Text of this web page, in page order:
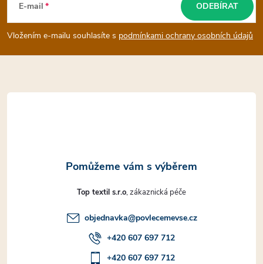
y
v
p
p
a
t
E-mail
Vložením e-mailu souhlasíte s podmínkami ochrany osobních údajů
ODEBÍRAT
Top textil s.r.o
objednavka@povlecemevse.cz
+420 607 697 712
+420 607 697 712